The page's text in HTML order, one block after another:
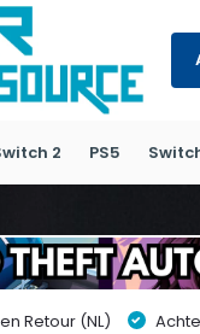
2 PS5
Retour (NL)